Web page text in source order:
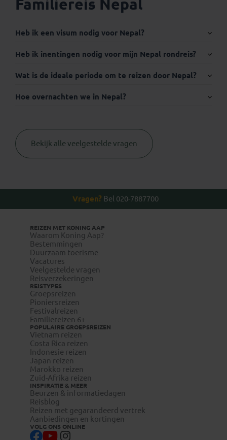
Familiereis Nepal
Heb ik een visum nodig voor Nepal?
Internationaal paspoort:
legalisatie.nl/koningaap-nl
legalisatie.nl/koningaap-be
Heb ik inentingen nodig voor mijn Nepal rondreis?
Thuisvaccinatie.nl
www.wanda.be
www.itg.be
Wat is de ideale periode om te reizen door Nepal?
Hoe overnachten we in Nepal?
Bekijk alle veelgestelde vragen
Vragen? Bel 020-7887700
REIZEN MET KONING AAP
Waarom Koning Aap?
Bestemmingen
Duurzaam toerisme
Vacatures
Veelgestelde vragen
Reisverzekeringen
REISTYPES
Groepsreizen
Pioniersreizen
Festivalreizen
Familiereizen 6+
POPULAIRE GROEPSREIZEN
Vietnam reizen
Costa Rica reizen
Indonesie reizen
Japan reizen
Marokko reizen
Zuid-Afrika reizen
INSPIRATIE & MEER
Beurzen & informatiedagen
Reisblog
Reizen met gegarandeerd vertrek
Aanbiedingen en kortingen
VOLG ONS ONLINE